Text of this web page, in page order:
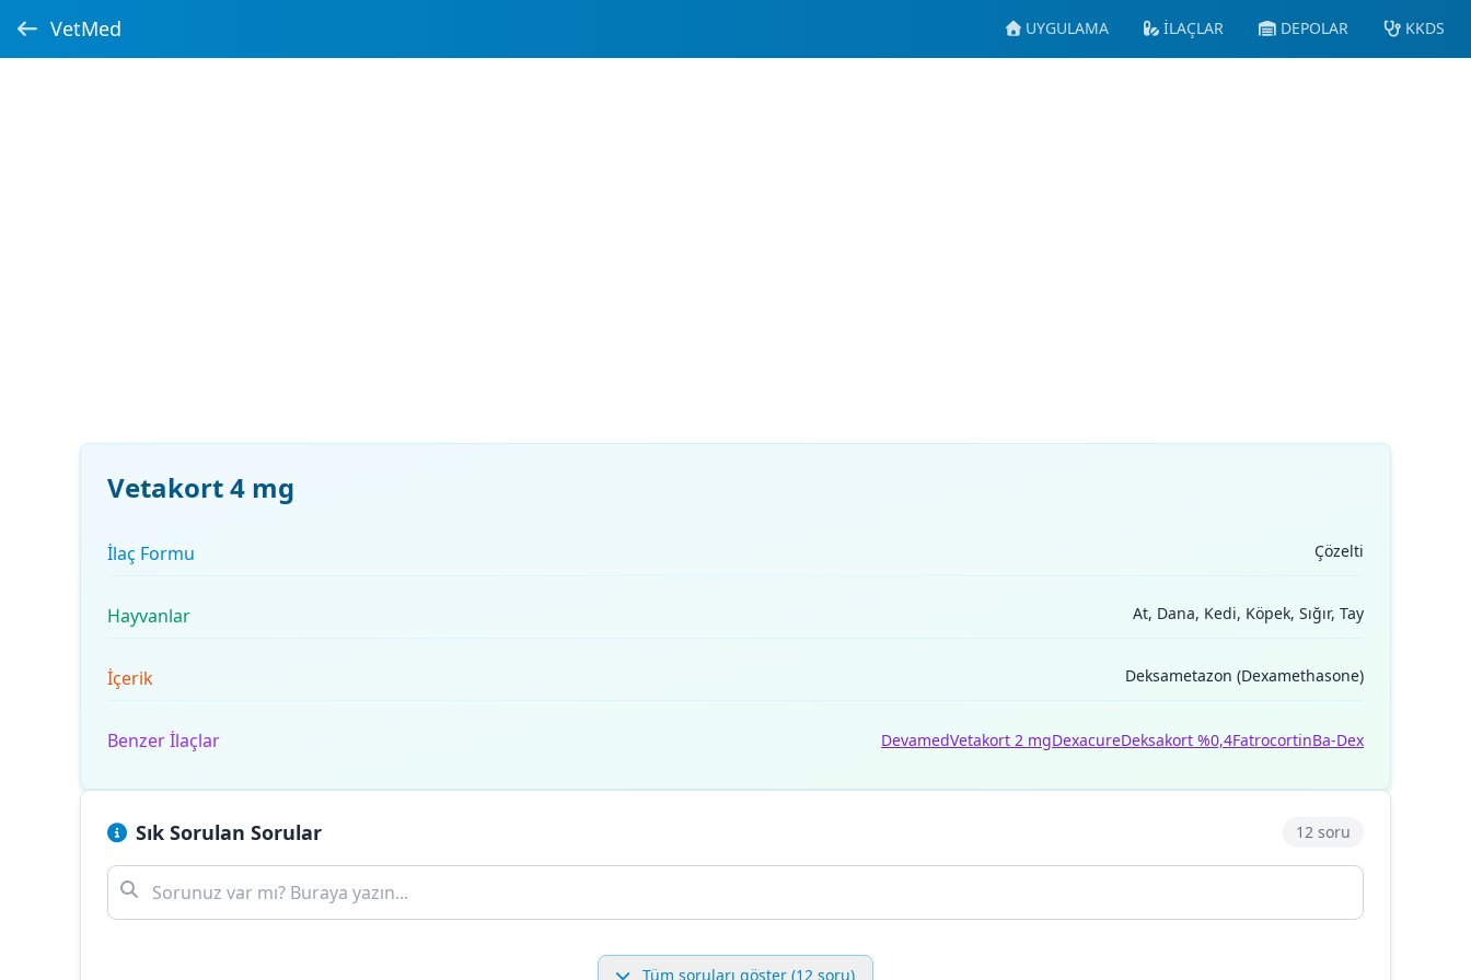
VetMed UYGULAMA İLAÇLAR DEPOLAR KKDS
Vetakort 4 mg
İlaç Formu Çözelti
Hayvanlar At, Dana, Kedi, Köpek, Sığır, Tay
İçerik Deksametazon (Dexamethasone)
Benzer İlaçlar DevamedVetakort 2 mgDexacureDeksakort %0,4FatrocortinBa-Dex
Sık Sorulan Sorular 12 soru
Tüm soruları göster (12 soru)